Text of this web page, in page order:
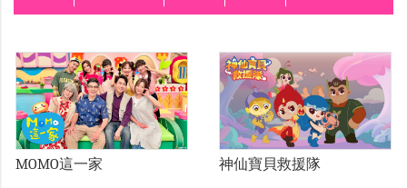
MOMO這一家 神仙寶貝救援隊